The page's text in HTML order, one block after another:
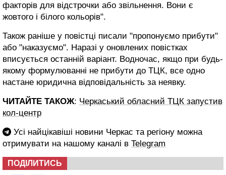
факторів для відстрочки або звільнення. Вони є
жовтого і білого кольорів".
Також раніше у повістці писали "пропонуємо прибути"
або "наказуємо". Наразі у оновлених повістках
вписується останній варіант. Водночас, якщо при будь-
якому формулюванні не прибути до ТЦК, все одно
настане юридична відповідальність за неявку.
ЧИТАЙТЕ ТАКОЖ: Черкаський обласний ТЦК запустив
кол-центр
Усі найцікавіші новини Черкас та регіону можна
отримувати на нашому каналі в Telegram
ПОДІЛИТИСЬ